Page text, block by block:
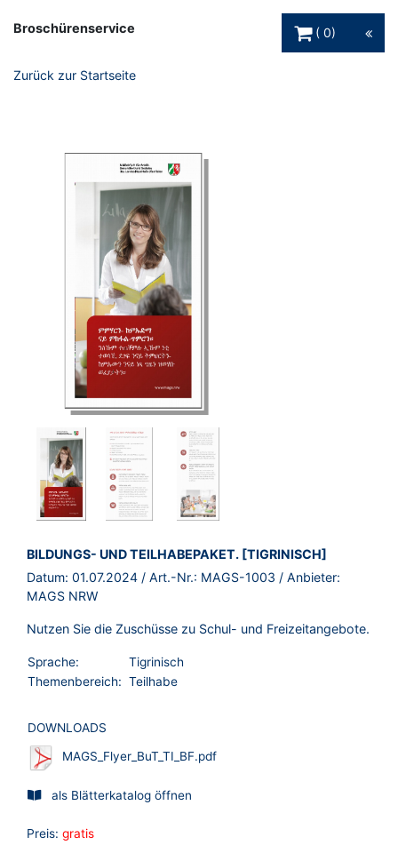
Broschürenservice
0
Zurück zur Startseite
BROSCHÜRE:
BILDUNGS- UND TEILHABEPAKET. [TIGRINISCH]
Datum: 01.07.2024 / Art.-Nr.: MAGS-1003 / Anbieter:
MAGS NRW
Nutzen Sie die Zuschüsse zu Schul- und Freizeitangebote.
Sprache:
Tigrinisch
Themenbereich: Teilhabe
DOWNLOADS
MAGS_Flyer_BuT_TI_BF.pdf
als Blätterkatalog öffnen
Preis: gratis